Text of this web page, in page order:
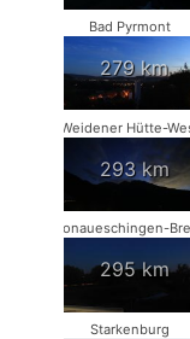
Bad Pyrmont
279 km
Weidener Hütte-
293 km
Donaueschingen-
295 km
Starkenburg